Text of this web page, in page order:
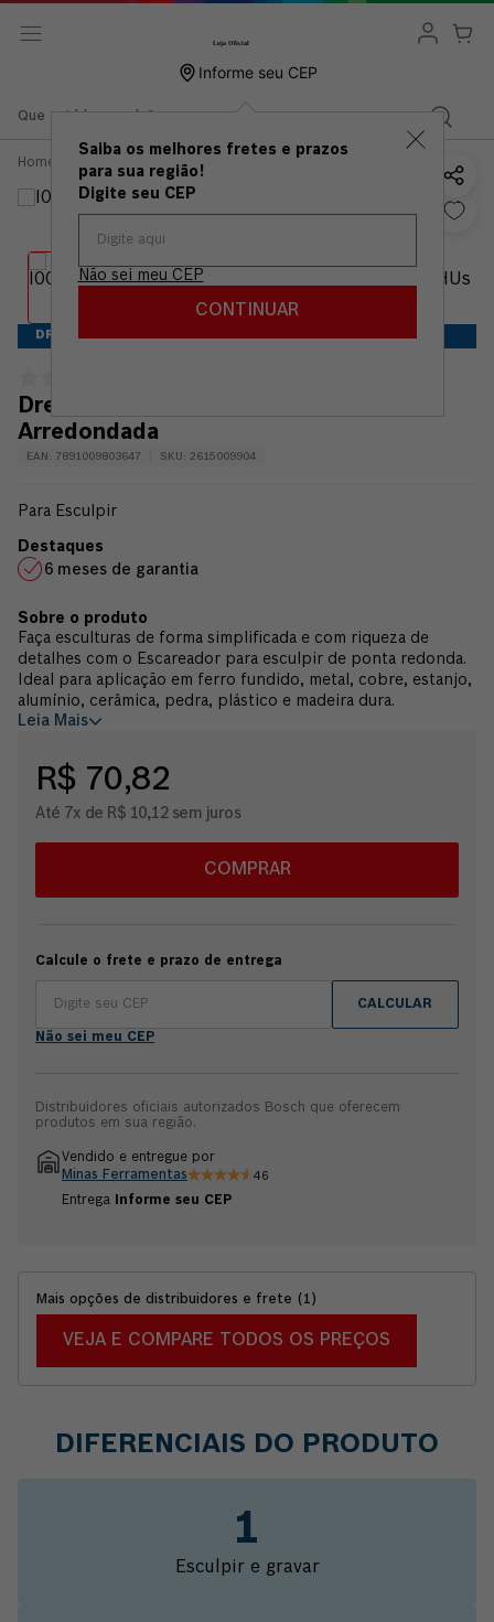
Informe seu CEP
Saiba os melhores fretes e prazos
para sua região!
Digite seu CEP
Não sei meu CEP
CONTINUAR
Acessórios
DREMEL
Dremel Escareador P/ Esculpir Ponta
Arredondada
EAN : 7891009803647 SKU : 2615009904
Para Esculpir
6 meses de garantia
Faça esculturas de forma simplificada e com riqueza de
detalhes com o Escareador para esculpir de ponta redonda.
Ideal para aplicação em ferro fundido, metal, cobre, estanjo,
alumínio, cerâmica, pedra, plástico e madeira dura.
Leia Mais
R$ 70,82
Até 7x de R$ 10,12 sem juros
COMPRAR
Calcule o frete e prazo de entrega
CALCULAR
Não sei meu CEP
Distribuidores oficiais autorizados Bosch que oferecem
produtos em sua região.
Vendido e entregue por
Minas Ferramentas
46
Entrega Informe seu CEP
Mais opções de distribuidores e frete ( 1 )
VEJA E COMPARE TODOS OS PREÇOS
DIFERENCIAIS DO PRODUTO
Esculpir e gravar